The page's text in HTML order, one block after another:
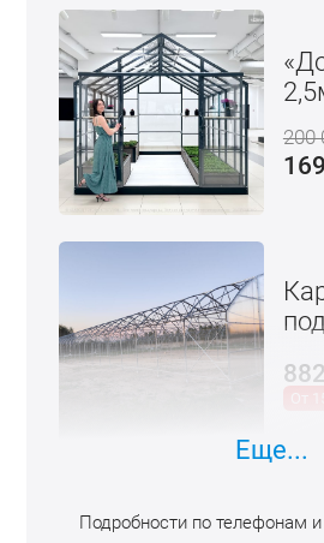
200
Еще...
Подробности по телефонам